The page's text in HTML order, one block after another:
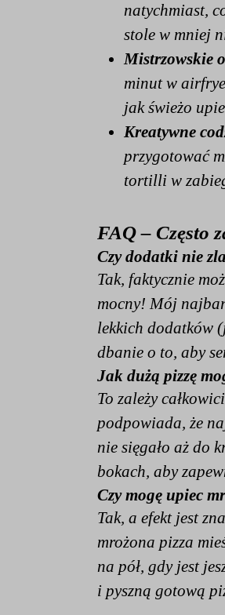
natychmiast,
stole w mniej
Mistrzowskie
minut w
jak świeżo
Kreatywne
przygotować
tortilli w
FAQ – Często
Czy dodatki nie
Tak, faktycznie
mocny! Mój
lekkich dodatków
dbanie o to, aby
Jak dużą pizzę
To zależy
podpowiada, że
nie sięgało aż do
bokach, aby
Czy mogę upiec
Tak, a efekt jest
mrożona pizza
na pół, gdy jest
i pyszną gotową